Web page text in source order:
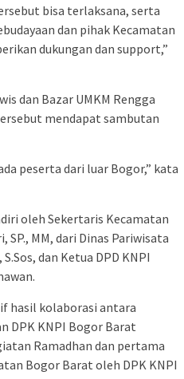
bisa terlaksana, serta
dan pihak Kecamatan
dukungan dan support,”
dan Bazar UMKM Rengga
mendapat sambutan
peserta dari luar Bogor,” kata
oleh Sekertaris Kecamatan
MM, dari Dinas Pariwisata
dan Ketua DPD KNPI
hasil kolaborasi antara
DPK KNPI Bogor Barat
Ramadhan dan pertama
Bogor Barat oleh DPK KNPI